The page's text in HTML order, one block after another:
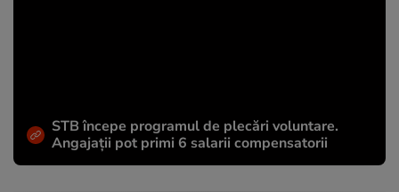
STB începe programul de plecări voluntare.
Angajații pot primi 6 salarii compensatorii